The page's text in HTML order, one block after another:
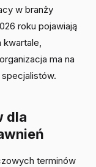
w branży
roku pojawiają
kwartale,
ma na
dla
terminów